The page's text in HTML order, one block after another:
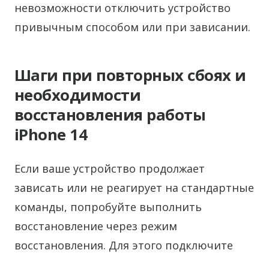
невозможности отключить устройство
привычным способом или при зависании.
Шаги при повторных сбоях и
необходимости
восстановления работы
iPhone 14
Если ваше устройство продолжает
зависать или не реагирует на стандартные
команды, попробуйте выполнить
восстановление через режим
восстановления. Для этого подключите